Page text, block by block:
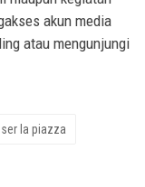
akun media
atau mengunjungi
la piazza